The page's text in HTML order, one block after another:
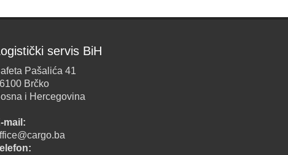
servis BiH
Pašalića 41
Brčko
i Hercegovina
mail: